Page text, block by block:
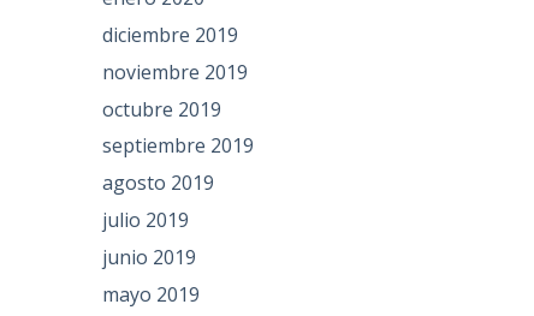
diciembre 2019
noviembre 2019
octubre 2019
septiembre 2019
agosto 2019
julio 2019
junio 2019
mayo 2019